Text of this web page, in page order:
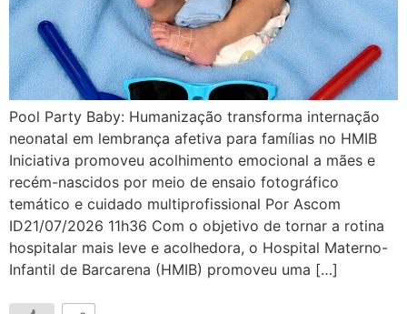
Pool Party Baby: Humanização transforma internação
neonatal em lembrança afetiva para famílias no HMIB
Iniciativa promoveu acolhimento emocional a mães e
recém-nascidos por meio de ensaio fotográfico
temático e cuidado multiprofissional Por Ascom
ID21/07/2026 11h36 Com o objetivo de tornar a rotina
hospitalar mais leve e acolhedora, o Hospital Materno-
Infantil de Barcarena (HMIB) promoveu uma […]